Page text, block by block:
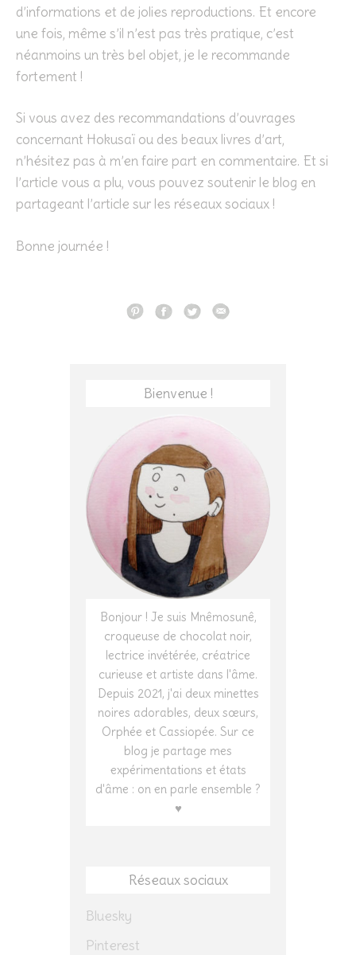
d’informations et de jolies reproductions. Et encore
une fois, même s’il n’est pas très pratique, c’est
néanmoins un très bel objet, je le recommande
fortement !
Si vous avez des recommandations d’ouvrages
concernant Hokusaï ou des beaux livres d’art,
n’hésitez pas à m’en faire part en commentaire. Et si
l’article vous a plu, vous pouvez soutenir le blog en
partageant l’article sur les réseaux sociaux !
Bonne journée !
Bienvenue !
Bonjour ! Je suis Mnêmosunê,
croqueuse de chocolat noir,
lectrice invétérée, créatrice
curieuse et artiste dans l'âme.
Depuis 2021, j'ai deux minettes
noires adorables, deux sœurs,
Orphée et Cassiopée. Sur ce
blog je partage mes
expérimentations et états
d'âme : on en parle ensemble ?
♥
Réseaux sociaux
Bluesky
Pinterest